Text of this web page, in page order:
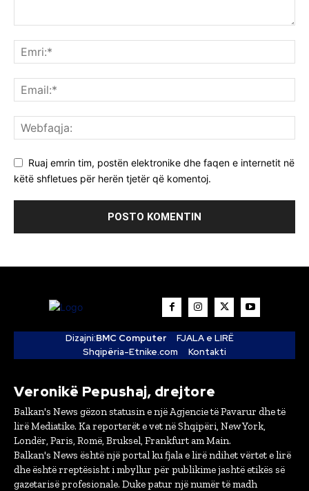
Ruaj emrin tim, postën elektronike dhe faqen e internetit në
këtë shfletues për herën tjetër që komentoj.
Dizajni:BMC Computer
FJALA e LIRË
Shqipëria-Etnike.com
Kontakti
Veronikë Pepushaj, drejtore
Balkan's News gëzon statusin e një Agjencie të Pavarur dhe të
lirë Mediatike. Ka reporterët e vet në Shqipëri, New York,
Londër, Paris, Romë, Bruksel, Frankfurt am Main.
Balkan's News është një portal ku fjala e lirë ndihet vërtet e lirë
dhe është rreptësisht i mbyllur për publikime jashtë etikës së
gazetarisë profesionale. Duke patur një numër të madh